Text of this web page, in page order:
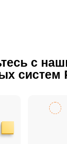
с
систем